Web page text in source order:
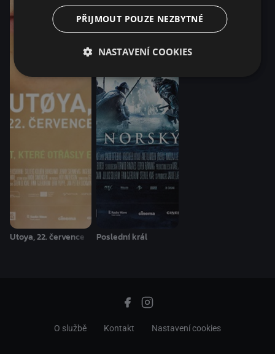
Utoya, 22. července Poslední král
O službě Kontakt Nastavení cookies
PŘIJMOUT POUZE NEZBYTNÉ
NASTAVENÍ COOKIES